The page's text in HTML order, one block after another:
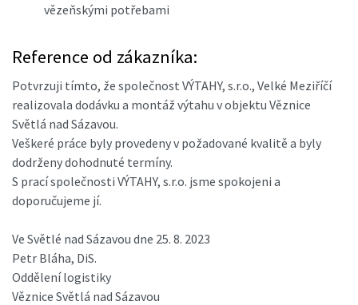
vězeňskými potřebami
Reference od zákazníka:
Potvrzuji tímto, že společnost VÝTAHY, s.r.o., Velké Meziříčí
realizovala dodávku a montáž výtahu v objektu Věznice
Světlá nad Sázavou.
Veškeré práce byly provedeny v požadované kvalitě a byly
dodrženy dohodnuté termíny.
S prací společnosti VÝTAHY, s.r.o. jsme spokojeni a
doporučujeme jí.
Ve Světlé nad Sázavou dne 25. 8. 2023
Petr Bláha, DiS.
Oddělení logistiky
Věznice Světlá nad Sázavou